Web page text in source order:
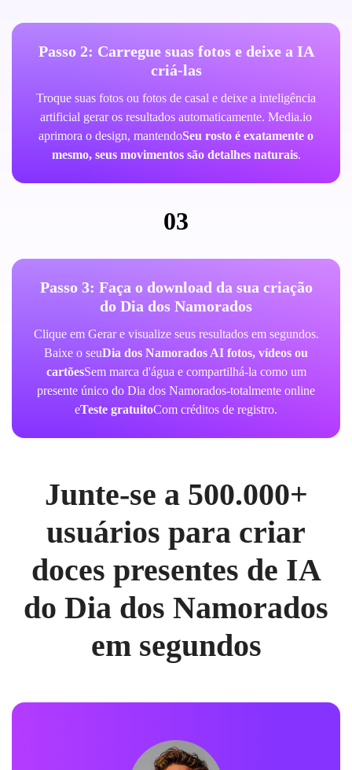
Passo 2: Carregue suas fotos e deixe a IA
criá-las
Troque suas fotos ou fotos de casal e deixe a inteligência
artificial gerar os resultados automaticamente. Media.io
aprimora o design, mantendoSeu rosto é exatamente o
mesmo, seus movimentos são detalhes naturais.
03
Passo 3: Faça o download da sua criação
do Dia dos Namorados
Clique em Gerar e visualize seus resultados em segundos.
Baixe o seuDia dos Namorados AI fotos, vídeos ou
cartõesSem marca d'água e compartilhá-la como um
presente único do Dia dos Namorados-totalmente online
eTeste gratuitoCom créditos de registro.
Junte-se a 500.000+
usuários para criar
doces presentes de IA
do Dia dos Namorados
em segundos